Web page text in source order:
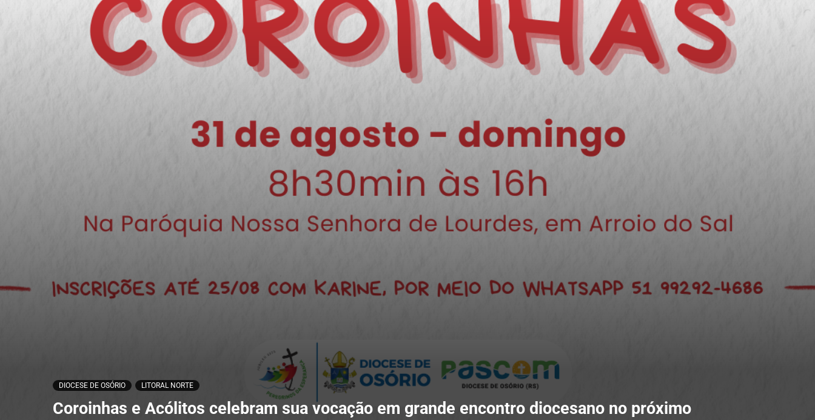
DIOCESE DE OSÓRIO LITORAL NORTE
Coroinhas e Acólitos celebram sua vocação em grande encontro diocesano no próximo